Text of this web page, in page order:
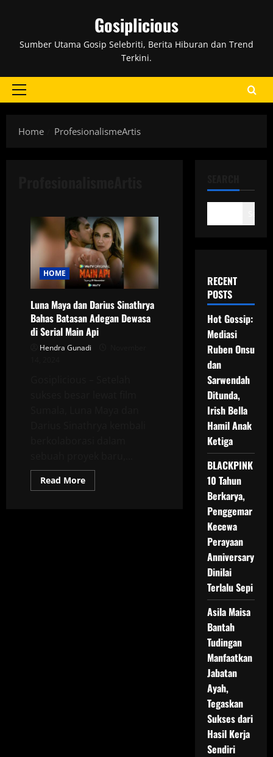
Gosiplicious
Sumber Utama Gosip Selebriti, Berita Hiburan dan Trend
Terkini.
Primary
Home
ProfesionalismeArtis
HOME
Luna Maya dan Darius Sinathrya
Bahas Batasan Adegan Dewasa
di Serial Main Api
Hendra Gunadi
Read MoreRead
more
RECENT
POSTS
Hot Gossip:
Mediasi
Ruben Onsu
dan
Sarwendah
Ditunda,
Irish Bella
Hamil Anak
Ketiga
BLACKPINK
10 Tahun
Berkarya,
Penggemar
Kecewa
Perayaan
Anniversary
Dinilai
Terlalu Sepi
Asila Maisa
Bantah
Tudingan
Manfaatkan
Jabatan
Ayah,
Tegaskan
Sukses dari
Hasil Kerja
Sendiri